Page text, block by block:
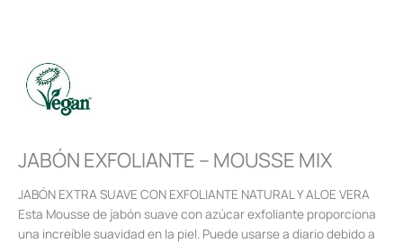
JABÓN EXFOLIANTE – MOUSSE MIX
JABÓN EXTRA SUAVE CON EXFOLIANTE NATURAL Y ALOE VERA
Esta Mousse de jabón suave con azúcar exfoliante proporciona
una increíble suavidad en la piel. Puede usarse a diario debido a